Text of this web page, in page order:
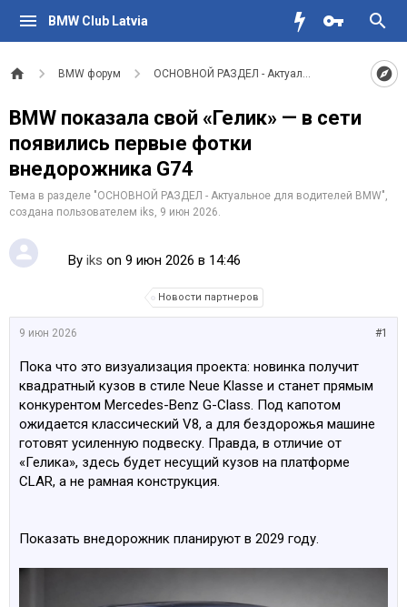
BMW Club Latvia
BMW форум ОСНОВНОЙ РАЗДЕЛ - Актуальное для
BMW показала свой «Гелик» — в сети
появились первые фотки
внедорожника G74
Тема в разделе "ОСНОВНОЙ РАЗДЕЛ - Актуальное для водителей BMW",
создана пользователем iks, 9 июн 2026.
By iks on 9 июн 2026 в 14:46
Новости партнеров
#1
9 июн 2026
Пока что это визуализация проекта: новинка получит
квадратный кузов в стиле Neue Klasse и станет прямым
конкурентом Mercedes-Benz G-Class. Под капотом
ожидается классический V8, а для бездорожья машине
готовят усиленную подвеску. Правда, в отличие от
«Гелика», здесь будет несущий кузов на платформе
CLAR, а не рамная конструкция.
Показать внедорожник планируют в 2029 году.